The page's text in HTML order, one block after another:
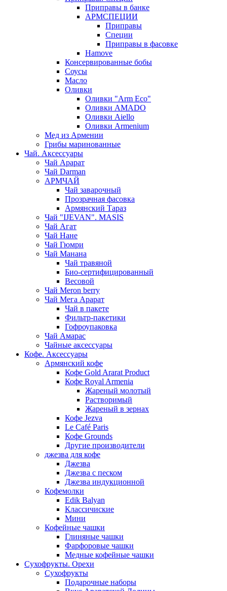
Приправы в банке
АРМСПЕЦИИ
Приправы
Специи
Приправы в фасовке
Hamove
Консервированные бобы
Соусы
Масло
Оливки
Оливки "Arm Eco"
Оливки AMADO
Оливки Aiello
Оливки Armenium
Мед из Армении
Грибы маринованные
Чай. Аксессуары
Чай Арарат
Чай Darman
АРМЧАЙ
Чай заварочный
Прозрачная фасовка
Армянский Тараз
Чай "IJEVAN". MASIS
Чай Агат
Чай Нане
Чай Гюмри
Чай Манана
Чай травяной
Био-сертифицированный
Весовой
Чай Meron berry
Чай Мега Арарат
Чай в пакете
Фильтр-пакетики
Гофроупаковка
Чай Амарас
Чайные аксессуары
Кофе. Аксессуары
Армянский кофе
Кофе Gold Ararat Product
Кофе Royal Armenia
Жареный молотый
Растворимый
Жареный в зернах
Кофе Jezva
Le Café Paris
Кофе Grounds
Другие производители
джезва для кофе
Джезва
Джезва с песком
Джезва индукционной
Кофемолки
Edik Balyan
Классичиские
Мини
Кофейные чашки
Глиняные чашки
Фарфоровые чашки
Медные кофейные чашки
Сухофрукты. Орехи
Сухофрукты
Подарочные наборы